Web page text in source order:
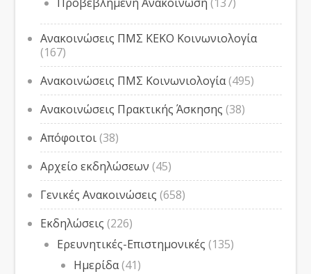
Ανακοινώσεις ΠΜΣ ΚΕΚΟ Κοινωνιολογία
(167)
Ανακοινώσεις ΠΜΣ Κοινωνιολογία(495)
Ανακοινώσεις Πρακτικής Άσκησης (38)
Απόφοιτοι(38)
Αρχείο εκδηλώσεων (45)
Γενικές Ανακοινώσεις (658)
Εκδηλώσεις (226)
Ερευνητικές-Επιστημονικές (135)
Ημερίδα(41)